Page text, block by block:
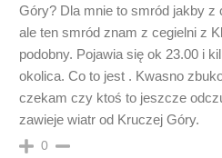
Góry? Dla mnie to smród jakby z
ale ten smród znam z cegielni z
podobny. Pojawia się ok 23.00 i
okolica. Co to jest . Kwasno
czekam czy ktoś to jeszcze
zawieje wiatr od Kruczej Góry.
0